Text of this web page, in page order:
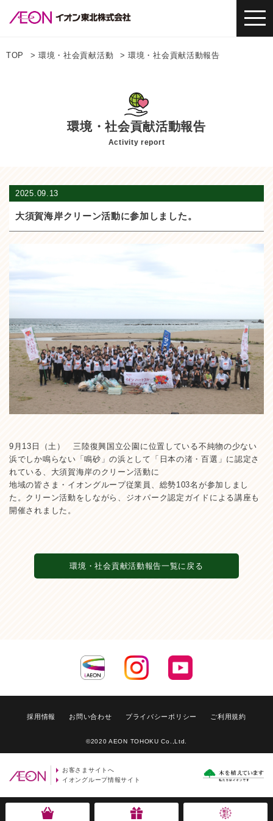
TOP 環境・社会貢献活動 環境・社会貢献活動報告
環境・社会貢献活動報告
Activity report
2025.09.13
大須賀海岸クリーン活動に参加しました。
9月13日（土） 三陸復興国立公園に位置している不純物の少ない
浜でしか鳴らない「鳴砂」の浜として「日本の渚・百選」に認定さ
れている、大須賀海岸のクリーン活動に
地域の皆さま・イオングループ従業員、総勢103名が参加しまし
た。クリーン活動をしながら、ジオパーク認定ガイドによる講座も
開催されました。
環境・社会貢献活動報告一覧に戻る
採用情報 お問い合わせ プライバシーポリシー ご利用規約
©2020 AEON TOHOKU Co.,Ltd.
お客さまサイトへ
イオングループ情報サイト